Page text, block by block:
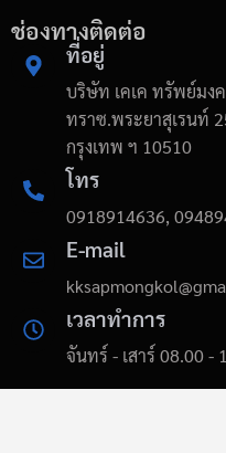
ช่องทางติดต่อ
ที่อยู่
บริษัท เคเค ทรัพย์มง
ทราซ.พระยาสุเรนท์
กรุงเทพ ฯ 10510
โทร
0918914636,
E-mail
เวลาทำการ
จันทร์ - เสาร์ 08.00 -